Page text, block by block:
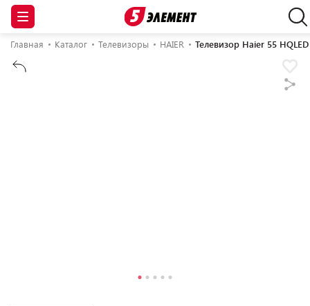
Главная Каталог Телевизоры HAIER Телевизор Haier 55